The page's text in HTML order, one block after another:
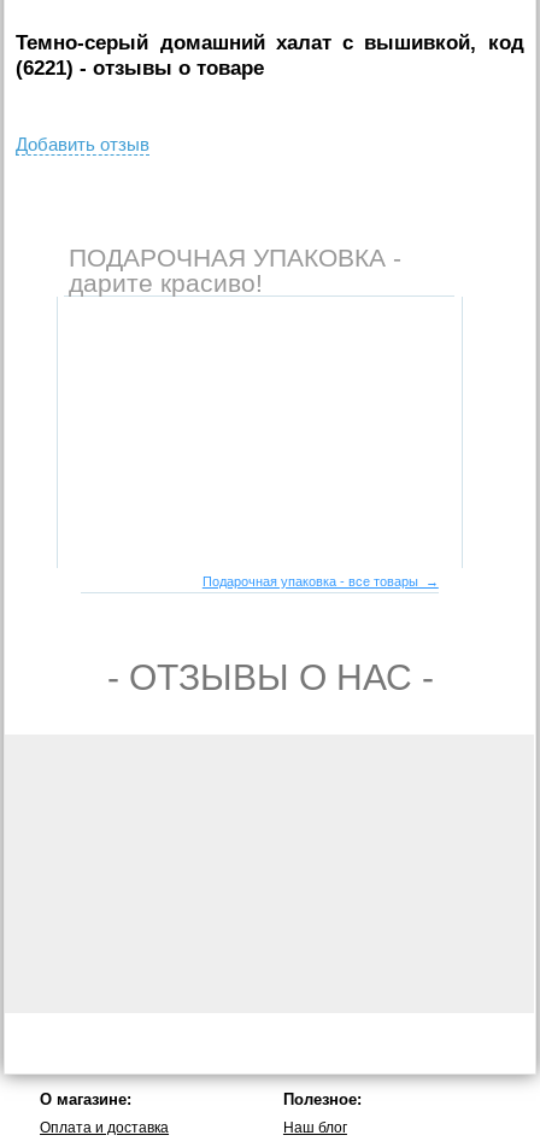
Темно-серый домашний халат с вышивкой, код
(6221) - отзывы о товаре
Добавить отзыв
ПОДАРОЧНАЯ УПАКОВКА -
дарите красиво!
Подарочная упаковка - все товары →
- ОТЗЫВЫ О НАС -
О магазине:
Оплата и доставка
Полезное:
Наш блог